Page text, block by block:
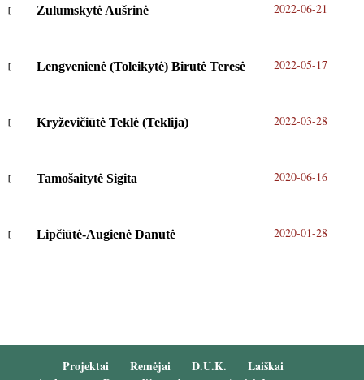
Zulumskytė Aušrinė 2022-06-21
Lengvenienė (Toleikytė) Birutė Teresė 2022-05-17
Kryževičiūtė Teklė (Teklija) 2022-03-28
Tamošaitytė Sigita 2020-06-16
Lipčiūtė-Augienė Danutė 2020-01-28
Projektai Remėjai D.U.K.
Laiškai